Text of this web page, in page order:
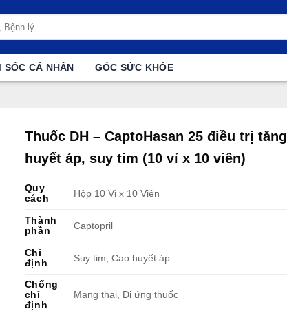
SÓC CÁ NHÂN GÓC SỨC KHỎE
Thuốc DH – CaptoHasan 25 điều trị tăng
huyết áp, suy tim (10 vỉ x 10 viên)
Quy
cách
Hộp 10 Vỉ x 10 Viên
Thành
phần
Captopril
Chỉ
định
Suy tim, Cao huyết áp
Chống
chỉ
định
Mang thai, Dị ứng thuốc